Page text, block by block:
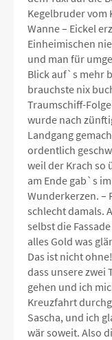
Kegelbruder vom
Wanne – Eickel
Einheimischen
und man für
Blick auf`s mehr
brauchste nix
Traumschiff-
wurde nach
Landgang
ordentlich
weil der Krach so
am Ende gab`s
Wunderkerzen. –
schlecht damals.
selbst die
alles Gold was
Das ist nicht
dass unsere zwei
gehen und ich
Kreuzfahrt
Sascha, und ich
wär soweit. Also